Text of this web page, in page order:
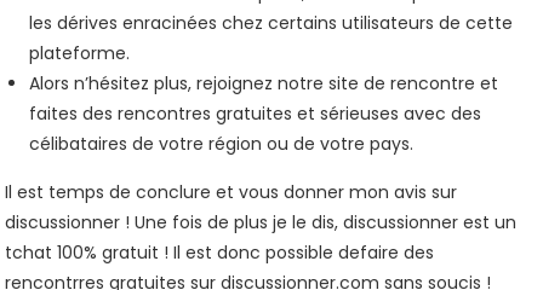
les dérives enracinées chez certains utilisateurs de cette
plateforme.
Alors n’hésitez plus, rejoignez notre site de rencontre et
faites des rencontres gratuites et sérieuses avec des
célibataires de votre région ou de votre pays.
Il est temps de conclure et vous donner mon avis sur
discussionner ! Une fois de plus je le dis, discussionner est un
tchat 100% gratuit ! Il est donc possible defaire des
rencontrres gratuites sur discussionner.com sans soucis !